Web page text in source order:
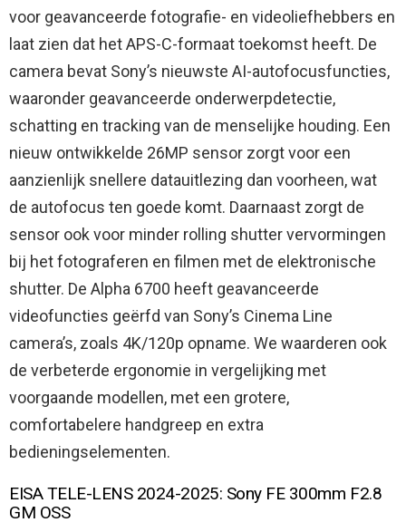
voor geavanceerde fotografie- en videoliefhebbers en
laat zien dat het APS-C-formaat toekomst heeft. De
camera bevat Sony’s nieuwste AI-autofocusfuncties,
waaronder geavanceerde onderwerpdetectie,
schatting en tracking van de menselijke houding. Een
nieuw ontwikkelde 26MP sensor zorgt voor een
aanzienlijk snellere datauitlezing dan voorheen, wat
de autofocus ten goede komt. Daarnaast zorgt de
sensor ook voor minder rolling shutter vervormingen
bij het fotograferen en filmen met de elektronische
shutter. De Alpha 6700 heeft geavanceerde
videofuncties geërfd van Sony’s Cinema Line
camera’s, zoals 4K/120p opname. We waarderen ook
de verbeterde ergonomie in vergelijking met
voorgaande modellen, met een grotere,
comfortabelere handgreep en extra
bedieningselementen.
EISA TELE-LENS 2024-2025: Sony FE 300mm F2.8
GM OSS